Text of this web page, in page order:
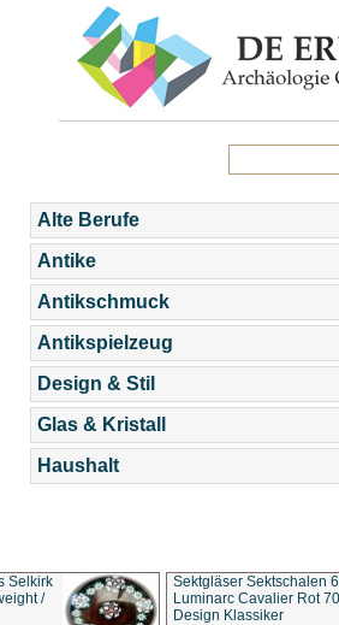
Alte Berufe
Antike
Antikschmuck
Antikspielzeug
Design & Stil
Glas & Kristall
Haushalt
Selkirk
/
Sektgläser Sektschalen
Luminarc Cavalier Rot
Design Klassiker